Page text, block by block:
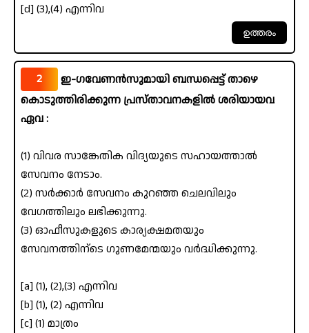
[d] (3),(4) എന്നിവ
2
ഇ-ഗവേണൻസുമായി ബന്ധപ്പെട്ട് താഴെ
കൊടുത്തിരിക്കുന്ന പ്രസ്താവനകളിൽ ശരിയായവ
ഏവ :
(1) വിവര സാങ്കേതിക വിദ്യയുടെ സഹായത്താൽ
സേവനം നേടാം.
(2) സർക്കാർ സേവനം കുറഞ്ഞ ചെലവിലും
വേഗത്തിലും ലഭിക്കുന്നു.
(3) ഓഫീസുകളുടെ കാര്യക്ഷമതയും
സേവനത്തിന്ടെ ഗുണമേന്മയും വർദ്ധിക്കുന്നു.
[a] (1), (2),(3) എന്നിവ
[b] (1), (2) എന്നിവ
[c] (1) മാത്രം